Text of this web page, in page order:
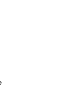
cho những